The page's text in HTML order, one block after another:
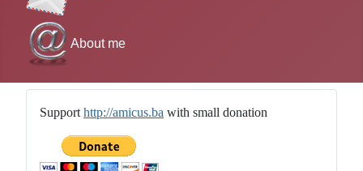
About me
Support http://amicus.ba with small donation